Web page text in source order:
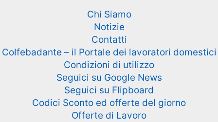
Chi Siamo
Notizie
Contatti
Colfebadante – il Portale dei lavoratori domestici
Condizioni di utilizzo
Seguici su Google News
Seguici su Flipboard
Codici Sconto ed offerte del giorno
Offerte di Lavoro